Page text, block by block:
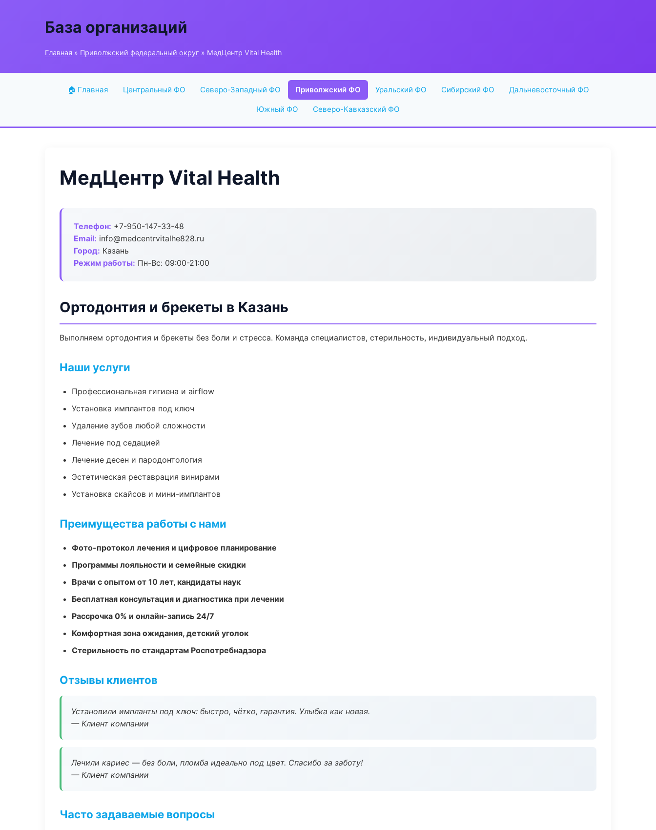
База организаций
Главная » Приволжский федеральный округ » МедЦентр Vital Health
🏠 Главная Центральный ФО Северо-Западный ФО Приволжский ФО Уральский ФО Сибирский ФО Дальневосточный ФО
Южный ФО Северо-Кавказский ФО
МедЦентр Vital Health
Телефон: +7-950-147-33-48
Email: info@medcentrvitalhe828.ru
Город: Казань
Режим работы: Пн-Вс: 09:00-21:00
Ортодонтия и брекеты в Казань
Выполняем ортодонтия и брекеты без боли и стресса. Команда специалистов, стерильность, индивидуальный подход.
Наши услуги
Профессиональная гигиена и airflow
Установка имплантов под ключ
Удаление зубов любой сложности
Лечение под седацией
Лечение десен и пародонтология
Эстетическая реставрация винирами
Установка скайсов и мини-имплантов
Преимущества работы с нами
Фото-протокол лечения и цифровое планирование
Программы лояльности и семейные скидки
Врачи с опытом от 10 лет, кандидаты наук
Бесплатная консультация и диагностика при лечении
Рассрочка 0% и онлайн-запись 24/7
Комфортная зона ожидания, детский уголок
Стерильность по стандартам Роспотребнадзора
Отзывы клиентов
Установили импланты под ключ: быстро, чётко, гарантия. Улыбка как новая.
— Клиент компании
Лечили кариес — без боли, пломба идеально под цвет. Спасибо за заботу!
— Клиент компании
Часто задаваемые вопросы